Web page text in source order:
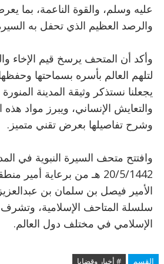
عليه وسلم، والقوة الناعمة، بما
والرصد العظيم الذي تحفل به
وأكد أن المتحف يرسخ قيم الإخاء
لتلهم العالم بأسره بسماحتها
يجعلنا نستذكر وثيقة المدينة
والتعايش الإنساني، ويبرز مواد هذه
وشرح تفاصيلها بعرض تقني متميز.
وافتتح متحف السيرة النبوية في
20/5/1442 هـ من برعاية أمير
الأمير فيصل بن سلمان بن
سلسلة المتاحف الإسلامية، وتشرف
الإسلامي في مختلف دول العالم.
القسم # أخبار وقضايا